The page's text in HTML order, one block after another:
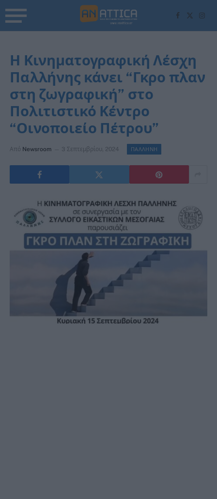
Facebook
X
(Twitter)
Η Κινηματογραφική Λέσχη
Παλλήνης κάνει “Γκρο πλαν
στη ζωγραφική” στο
Πολιτιστικό Κέντρο
“Οινοποιείο Πέτρου”
Από Newsroom 3 Σεπτεμβρίου, 2024 ΠΑΛΛΗΝΗ